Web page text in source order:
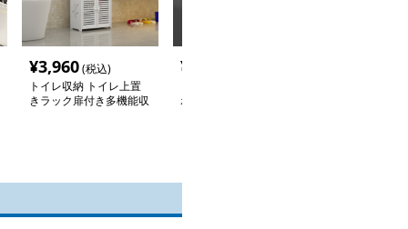
¥3,960(税込)
トイレ収納 トイレ上置
きラック扉付き多機能収
¥
ボックス ティッシュケ